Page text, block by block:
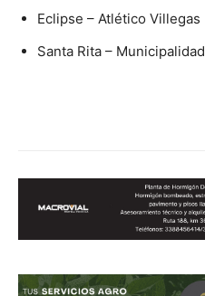
Eclipse – Atlético Villegas
Santa Rita –